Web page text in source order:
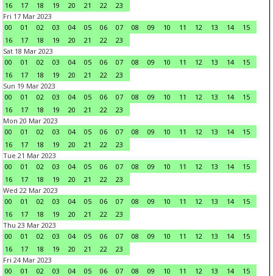
16 17 18 19 20 21 22
23
Fri 17 Mar 2023
00
01 02 03 04 05 06 07 08 09 10 11 12 13 14
15
16
17 18 19 20 21 22
23
Sat 18 Mar 2023
00
01 02 03 04 05 06 07 08 09 10 11 12 13 14
15
16
17 18 19 20 21 22
23
Sun 19 Mar 2023
00
01 02 03 04 05 06 07 08 09 10 11 12 13 14
15
16
17 18 19 20 21 22
23
Mon 20 Mar 2023
00
01 02 03 04 05 06 07 08 09 10 11 12 13 14
15
16
17 18 19 20 21 22
23
Tue 21 Mar 2023
00
01 02 03 04 05 06 07 08 09 10 11 12 13 14
15
16
17 18 19 20 21 22
23
Wed 22 Mar 2023
00
01 02 03 04 05 06 07 08 09 10 11 12 13 14
15
16
17 18 19 20 21 22
23
Thu 23 Mar 2023
00
01 02 03 04 05 06 07 08 09 10 11 12 13 14
15
16
17 18 19 20 21 22
23
Fri 24 Mar 2023
00
01 02 03 04 05 06 07 08 09 10 11 12 13 14
15